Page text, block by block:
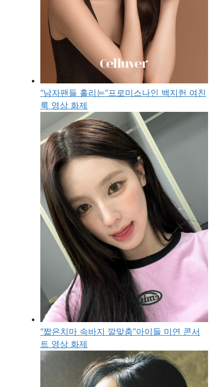
“남자팬들 홀리는”프로미스나인 백지헌 여친
룩 영상 화제
“짧은치마 속바지 깔맞춤”아이들 미연 콘서
트 영상 화제